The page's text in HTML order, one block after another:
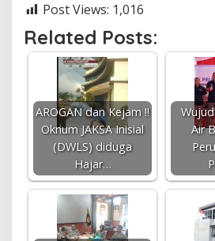
Post Views: 1,016
Related Posts:
AROGAN dan Kejam !!
Oknum JAKSA Inisial
(DWLS) diduga
Hajar…
Air